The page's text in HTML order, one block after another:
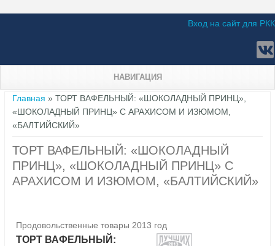
Вход на сайт для РКК
НАВИГАЦИЯ
Вы здесь
Главная » ТОРТ ВАФЕЛЬНЫЙ: «ШОКОЛАДНЫЙ ПРИНЦ»,
«ШОКОЛАДНЫЙ ПРИНЦ» С АРАХИСОМ И ИЗЮМОМ,
«БАЛТИЙСКИЙ»
ТОРТ ВАФЕЛЬНЫЙ: «ШОКОЛАДНЫЙ
ПРИНЦ», «ШОКОЛАДНЫЙ ПРИНЦ» С
АРАХИСОМ И ИЗЮМОМ, «БАЛТИЙСКИЙ»
Продовольственные товары 2013 год
ТОРТ ВАФЕЛЬНЫЙ: